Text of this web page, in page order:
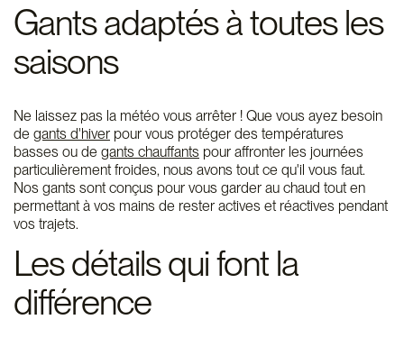
Gants adaptés à toutes les
saisons
Ne laissez pas la météo vous arrêter ! Que vous ayez besoin
de gants d'hiver pour vous protéger des températures
basses ou de gants chauffants pour affronter les journées
particulièrement froides, nous avons tout ce qu'il vous faut.
Nos gants sont conçus pour vous garder au chaud tout en
permettant à vos mains de rester actives et réactives pendant
vos trajets.
Les détails qui font la
différence